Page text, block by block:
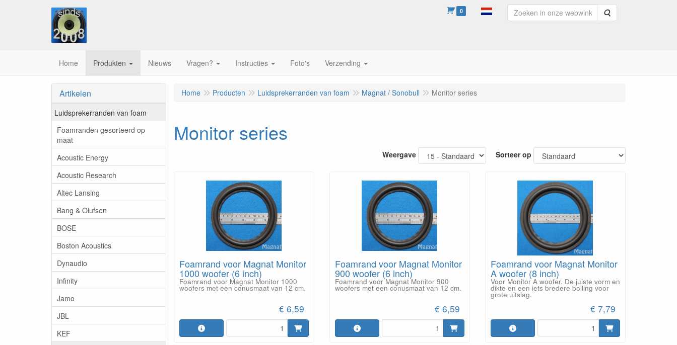
0 Zoeken
Home Produkten Nieuws Vragen? Instructies Foto's Verzending
Artikelen
Luidsprekerranden van foam
Foamranden gesorteerd op
maat
Acoustic Energy
Acoustic Research
Altec Lansing
Bang & Olufsen
BOSE
Boston Acoustics
Dynaudio
Infinity
Jamo
JBL
KEF
Home Producten Luidsprekerranden van foam Magnat / Sonobull Monitor series
Monitor series
Weergave Sorteer op
Foamrand voor Magnat Monitor
1000 woofer (6 inch)
Foamrand voor Magnat Monitor 1000
woofers met een conusmaat van 12 cm.
€ 6,59
Foamrand voor Magnat Monitor
900 woofer (6 inch)
Foamrand voor Magnat Monitor 900
woofers met een conusmaat van 12 cm.
€ 6,59
Foamrand voor Magnat Monitor
A woofer (8 inch)
Voor Monitor A woofer. De juiste vorm en
dikte en een iets bredere bolling voor
grote uitslag.
€ 7,79